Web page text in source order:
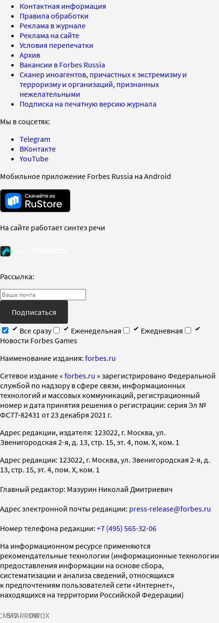
Контактная информация
Правила обработки
Реклама в журнале
Реклама на сайте
Условия перепечатки
Архив
Вакансии в Forbes Russia
Сканер иноагентов, причастных к экстремизму и
терроризму и организаций, признанных
нежелательными
Подписка на печатную версию журнала
Мы в соцсетях:
Telegram
ВКонтакте
YouTube
Мобильное приложение Forbes Russia на Android
На сайте работает синтез речи
Рассылка:
Подписаться
Все сразу
Еженедельная
Ежедневная
Новости Forbes Games
Наименование издания: forbes.ru
Cетевое издание « forbes.ru » зарегистрировано Федеральной
службой по надзору в сфере связи, информационных
технологий и массовых коммуникаций, регистрационный
номер и дата принятия решения о регистрации: серия Эл №
ФС77-82431 от 23 декабря 2021 г.
Адрес редакции, издателя: 123022, г. Москва, ул.
Звенигородская 2-я, д. 13, стр. 15, эт. 4, пом. X, ком. 1
Адрес редакции: 123022, г. Москва, ул. Звенигородская 2-я, д.
13, стр. 15, эт. 4, пом. X, ком. 1
Главный редактор: Мазурин Николай Дмитриевич
Адрес электронной почты редакции: press-release@forbes.ru
Номер телефона редакции: +7 (495) 565-32-06
На информационном ресурсе применяются
рекомендательные технологии (информационные технологии
предоставления информации на основе сбора,
систематизации и анализа сведений, относящихся
к предпочтениям пользователей сети «Интернет»,
находящихся на территории Российской Федерации)
SPARROWINFOX